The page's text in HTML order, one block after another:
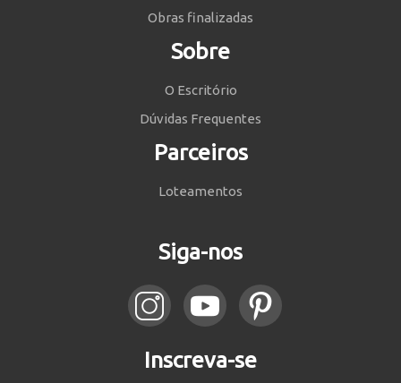
Obras finalizadas
Sobre
O Escritório
Dúvidas Frequentes
Parceiros
Loteamentos
Siga-nos
Inscreva-se